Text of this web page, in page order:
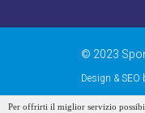
Per offrirti il miglior servizio
© 2023
Design &
area riservata